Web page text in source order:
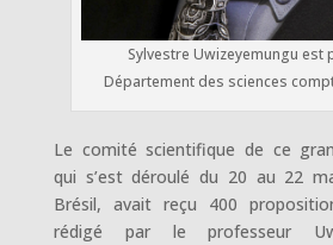
Sylvestre Uwizeyemungu est
Département des sciences
Le comité scientifique de ce
qui s’est déroulé du 20 au 22
Brésil, avait reçu 400
rédigé par le professeur